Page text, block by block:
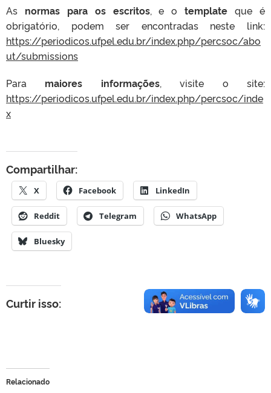
As normas para os escritos, e otemplate que é
obrigatório, podem ser encontradas neste link:
https://periodicos.ufpel.edu.br/index.php/percsoc/abo
ut/submissions
Para maiores informações, visite o site:
https://periodicos.ufpel.edu.br/index.php/percsoc/inde
x
Compartilhar:
X Facebook LinkedIn
Reddit Telegram WhatsApp
Bluesky
Curtir isso:
Relacionado